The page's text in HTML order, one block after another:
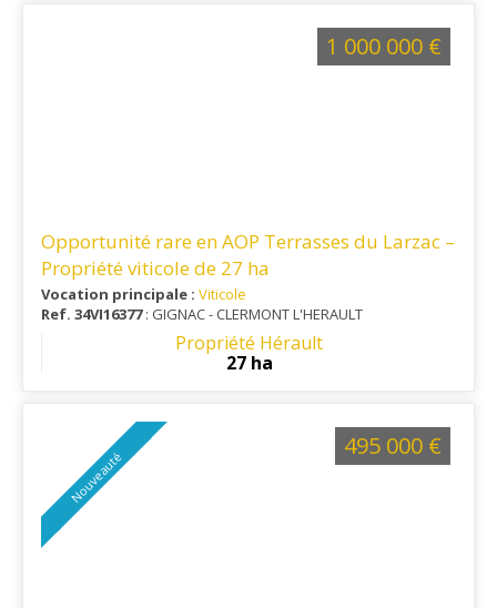
Opportunité rare en AOP Terrasses du Larzac –
Propriété viticole de 27 ha
Vocation principale : Viticole
Ref. 34VI16377: GIGNAC - CLERMONT L'HERAULT
Propriété Hérault
27 ha
1 000 000 €
Nouveauté
495 000 €